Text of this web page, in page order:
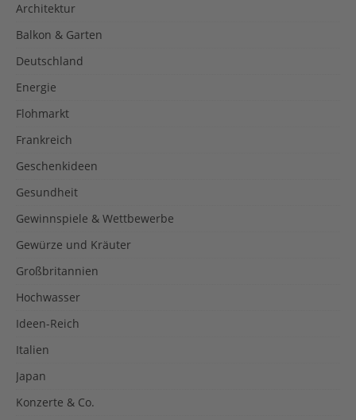
Architektur
Balkon & Garten
Deutschland
Energie
Flohmarkt
Frankreich
Geschenkideen
Gesundheit
Gewinnspiele & Wettbewerbe
Gewürze und Kräuter
Großbritannien
Hochwasser
Ideen-Reich
Italien
Japan
Konzerte & Co.